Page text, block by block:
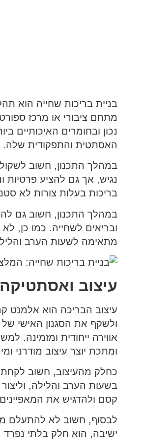
בניית בריכות שחייה הוא
מתחם ציבורי או מרכז
נכון ובחומרים
האסתטית והתפקודית שלה.
במהלך התכנון, חשוב לשקול
נגיש, אך גם להציע פרטיות
בריכות בעלות צורות לא
במהלך התכנון, חשוב גם
ובריאים לשחייה. כמו כן,
מתאימה לשעות הערב
עיצוב
עיצוב הבריכה הוא אלמנט
ולשקף את הסגנון האישי
אווירה ייחודית ומזמינה.
ומתכת יוצר עיצוב מודרני
כחלק מהעיצוב, חשוב לקחת
קסם ולהדגיש את
לבסוף, חשוב לא להתעלם
ישיבה, הוא חלק בלתי נפרד